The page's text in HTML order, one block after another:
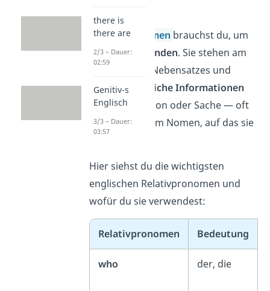
Relativpronomen brauchst du, um
Sätze zu verbinden. Sie stehen am
Anfang eines Nebensatzes und
gebenzusätzliche Informationen
über eine Person oder Sache — oft
direkt nach dem Nomen, auf das sie
Hier siehst du die wichtigsten
englischen Relativpronomen und
wofür du sie verwendest:
Relativpronomen Bedeutung
who der, die
there is
there are
2/3 – Dauer:
02:59
Genitiv-s
Englisch
3/3 – Dauer:
03:57